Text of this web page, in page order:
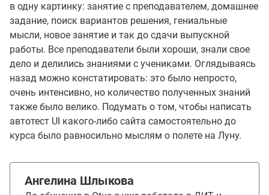
в одну картинку: занятие с преподавателем, домашнее
задание, поиск вариантов решения, гениальные
мысли, новое занятие и так до сдачи выпускной
работы. Все преподаватели были хороши, знали свое
дело и делились знаниями с учениками. Оглядываясь
назад можно констатировать: это было непросто,
очень интенсивно, но количество полученных знаний
также было велико. Подумать о том, чтобы написать
автотест UI какого-либо сайта самостоятельно до
курса было равносильно мыслям о полете на Луну.
Ангелина Шлыкова